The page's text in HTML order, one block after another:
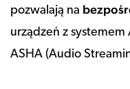
pozwalają na
urządzeń z
ASHA (Audio